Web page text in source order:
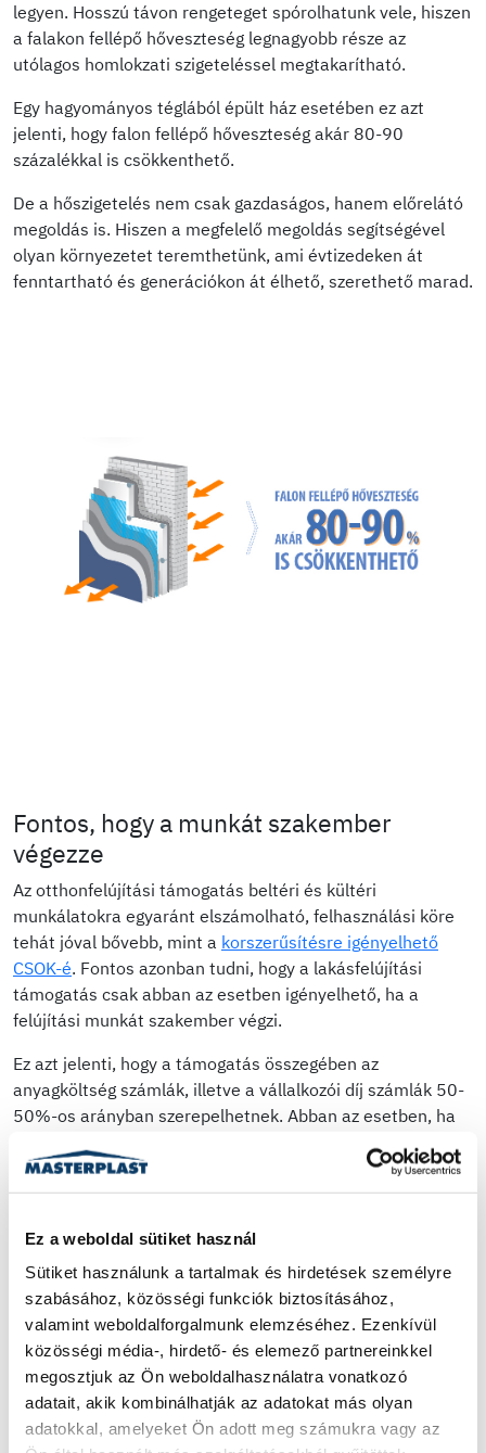
Ez a weboldal sütiket használ
Sütiket használunk a tartalmak és hirdetések személyre
szabásához, közösségi funkciók biztosításához,
valamint weboldalforgalmunk elemzéséhez. Ezenkívül
közösségi média-, hirdető- és elemező partnereinkkel
megosztjuk az Ön weboldalhasználatra vonatkozó
adatait, akik kombinálhatják az adatokat más olyan
adatokkal, amelyeket Ön adott meg számukra vagy az
legyen. Hosszú távon rengeteget spórolhatunk vele, hiszen
a falakon fellépő hőveszteség legnagyobb része az
utólagos homlokzati szigeteléssel megtakarítható.
Egy hagyományos téglából épült ház esetében ez azt
jelenti, hogy falon fellépő hőveszteség akár 80-90
százalékkal is csökkenthető.
De a hőszigetelés nem csak gazdaságos, hanem előrelátó
megoldás is. Hiszen a megfelelő megoldás segítségével
olyan környezetet teremthetünk, ami évtizedeken át
fenntartható és generációkon át élhető, szerethető marad.
Fontos, hogy a munkát szakember
végezze
Az otthonfelújítási támogatás beltéri és kültéri
munkálatokra egyaránt elszámolható, felhasználási köre
tehát jóval bővebb, mint a korszerűsítésre igényelhető
CSOK-é. Fontos azonban tudni, hogy a lakásfelújítási
támogatás csak abban az esetben igényelhető, ha a
felújítási munkát szakember végzi.
Ez azt jelenti, hogy a támogatás összegében az
anyagköltség számlák, illetve a vállalkozói díj számlák 50-
50%-os arányban szerepelhetnek. Abban az esetben, ha
csak az alapanyagot vásároljuk meg és mi magunk
szeretnénk elvégezni a felújítást, a támogatás
igénybevételére nincs lehetőségünk.
Szerződést kell kötni a kivitelezővel, ha pedig az anyagot is
ő biztosítja, azt tételesen fel kell tüntetni a számláján.
Fontos továbbá azt is megjegyezni, hogy rokonnal sajnos
nem dolgoztathatunk. A kivitelező nem lehet közeli
hozzátartozónk, még abban az esetben sem, ha egy
legálisan bejegyzett cég keretein belül dolgozna nekünk.
De a számlák összegére is érdemes odafigyelnünk. Az
elköltött 6 millió forintról szóló összegből ugyanis vagy az